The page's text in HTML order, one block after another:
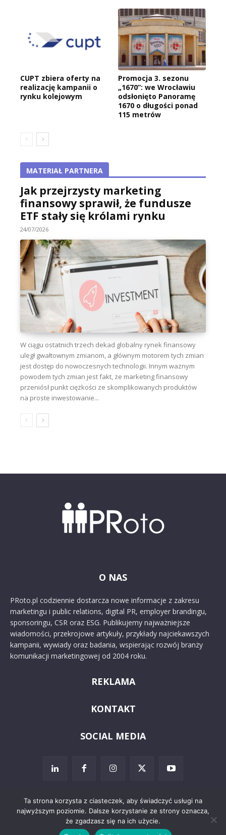
CUPT zbiera oferty na
realizację kampanii o
rynku kolejowym
Promocja 3. sezonu
„1670”: we Wrocławiu
odsłonięto Panoramę
1670 o długości ponad
115 metrów
MATERIAŁ PARTNERA
Jak przejrzysty marketing
finansowy sprawił, że fundusze
ETF stały się królami rynku
24/07/2026
W ciągu ostatnich trzech dekad globalny rynek finansowy
uległ gwałtownym zmianom, a głównym motorem tych zmian
jest dostęp do nowoczesnych technologii. Innym ważnym
powodem tych zmian jest fakt, że marketing finansowy
przeniósł punkt ciężkości ze skomplikowanych produktów
na proste inwestowanie...
O NAS
PRoto.pl codziennie dostarcza nowe informacje z zakresu
marketingu i public relations, digital PR, employer brandingu,
sponsoringu, CSR oraz ESG. Publikujemy najważniejsze
wiadomości, przekrojowe artykuły, przykłady najciekawszych
kampanii, wywiady oraz badania, wspierając rozwój branży
komunikacji marketingowej od 2004 roku.
REKLAMA
KONTAKT
SOCIAL MEDIA
Ta strona korzysta z ciasteczek, aby świadczyć usługi na
najwyższym poziomie. Dalsze korzystanie ze strony oznacza,
że zgadzasz się na ich użycie.